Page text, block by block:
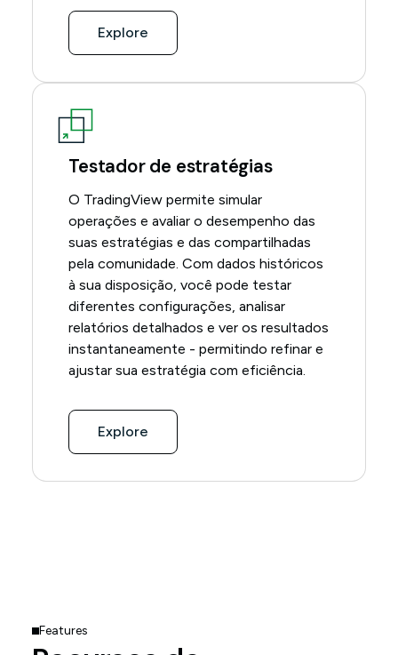
Explore
Testador de estratégias
O TradingView permite simular
operações e avaliar o desempenho das
suas estratégias e das compartilhadas
pela comunidade. Com dados históricos
à sua disposição, você pode testar
diferentes configurações, analisar
relatórios detalhados e ver os resultados
instantaneamente - permitindo refinar e
ajustar sua estratégia com eficiência.
Explore
Features